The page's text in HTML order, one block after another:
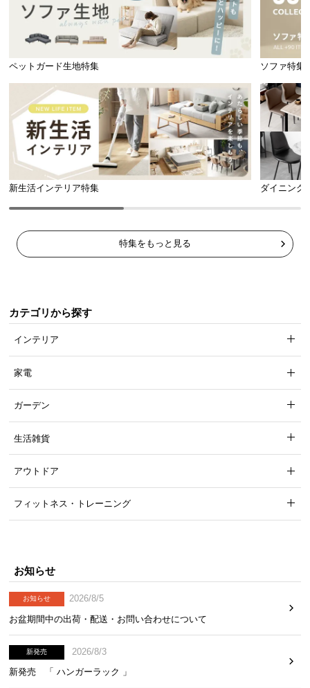
ペットガード生地特集 ソファ特集
新生活インテリア特集 ダイニング
特集をもっと見る
カテゴリから探す
インテリア
家電
ガーデン
生活雑貨
アウトドア
フィットネス・トレーニング
お知らせ
お知らせ
2026/8/5
お盆期間中の出荷・配送・お問い合わせについて
新発売
2026/8/3
新発売 「 ハンガーラック 」